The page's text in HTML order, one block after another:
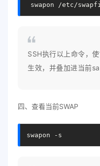
swapon /etc/
SSH执行以上命令，
生效，并叠加进当前
四、查看当前SWAP
swapon -s